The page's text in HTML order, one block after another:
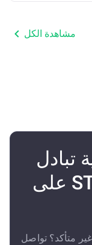
مشاهدة الكل
تبادل
Dogecoin إلى STEPN على
غير متأكد؟ تواصل